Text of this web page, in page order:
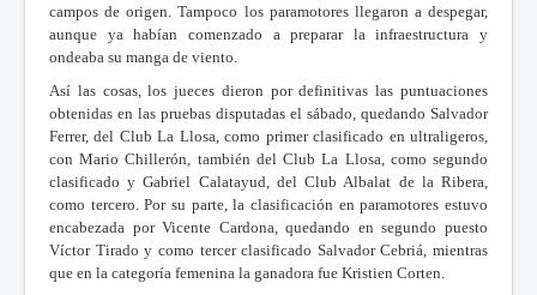
campos de origen. Tampoco los paramotores llegaron a despegar,
aunque ya habían comenzado a preparar la infraestructura y
ondeaba su manga de viento.
Así las cosas, los jueces dieron por definitivas las puntuaciones
obtenidas en las pruebas disputadas el sábado, quedando Salvador
Ferrer, del Club La Llosa, como primer clasificado en ultraligeros,
con Mario Chillerón, también del Club La Llosa, como segundo
clasificado y Gabriel Calatayud, del Club Albalat de la Ribera,
como tercero. Por su parte, la clasificación en paramotores estuvo
encabezada por Vicente Cardona, quedando en segundo puesto
Víctor Tirado y como tercer clasificado Salvador Cebriá, mientras
que en la categoría femenina la ganadora fue Kristien Corten.